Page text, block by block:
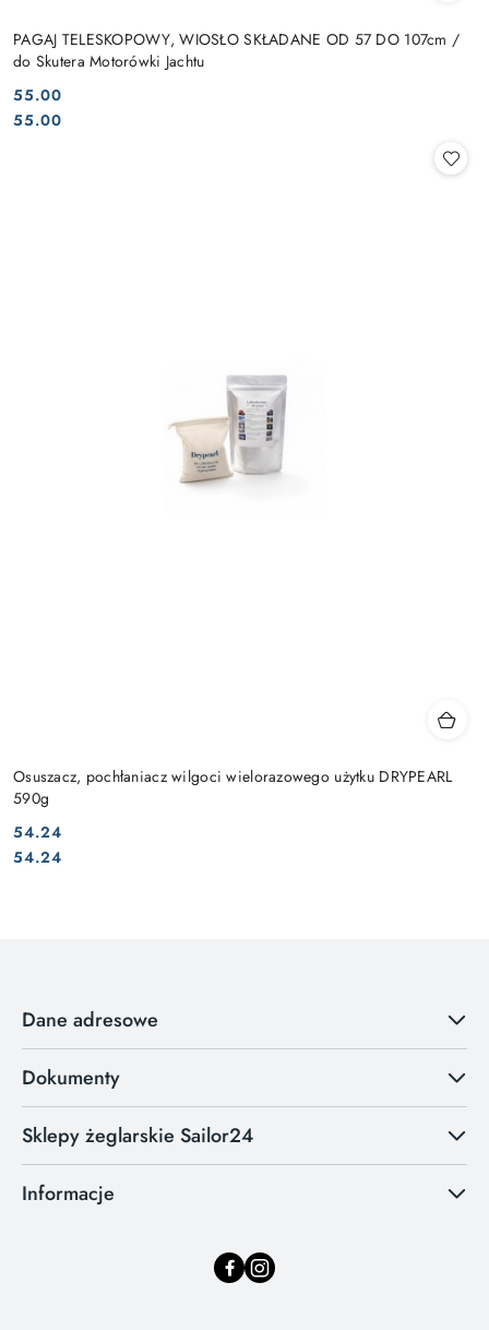
PAGAJ TELESKOPOWY, WIOSŁO SKŁADANE OD 57 DO 107cm /
do Skutera Motorówki Jachtu
Cena:
55.00
Cena:
55.00
Osuszacz, pochłaniacz wilgoci wielorazowego użytku DRYPEARL
590g
Cena:
54.24
Cena:
54.24
Dane adresowe
Dokumenty
Sklepy żeglarskie Sailor24
Informacje